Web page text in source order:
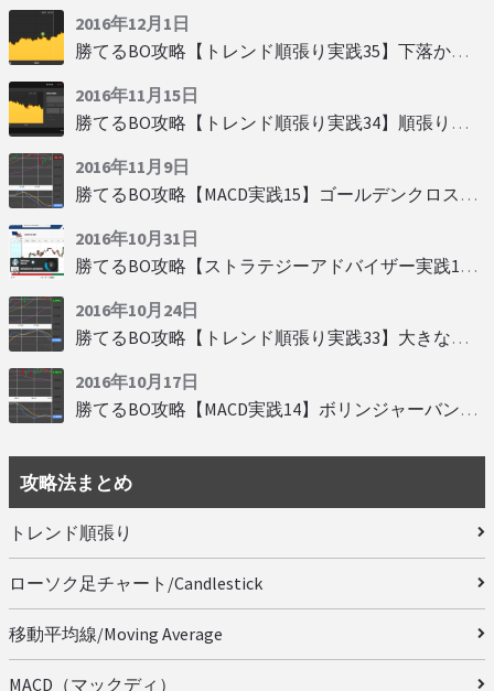
2016年12月1日
勝てるBO攻略【トレンド順張り実践35】下落からの反発を見極める
2016年11月15日
勝てるBO攻略【トレンド順張り実践34】順張りに適した変動
2016年11月9日
勝てるBO攻略【MACD実践15】ゴールデンクロスで勝つ
2016年10月31日
勝てるBO攻略【ストラテジーアドバイザー実践19】慌てず自動分析
2016年10月24日
勝てるBO攻略【トレンド順張り実践33】大きな変動にすべり込み
2016年10月17日
勝てるBO攻略【MACD実践14】ボリンジャーバンドとともに相場を読む
攻略法まとめ
トレンド順張り
ローソク足チャート/Candlestick
移動平均線/Moving Average
MACD（マックディ）